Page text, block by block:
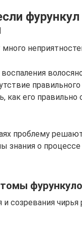
как его
проблему
знания о
и созревания